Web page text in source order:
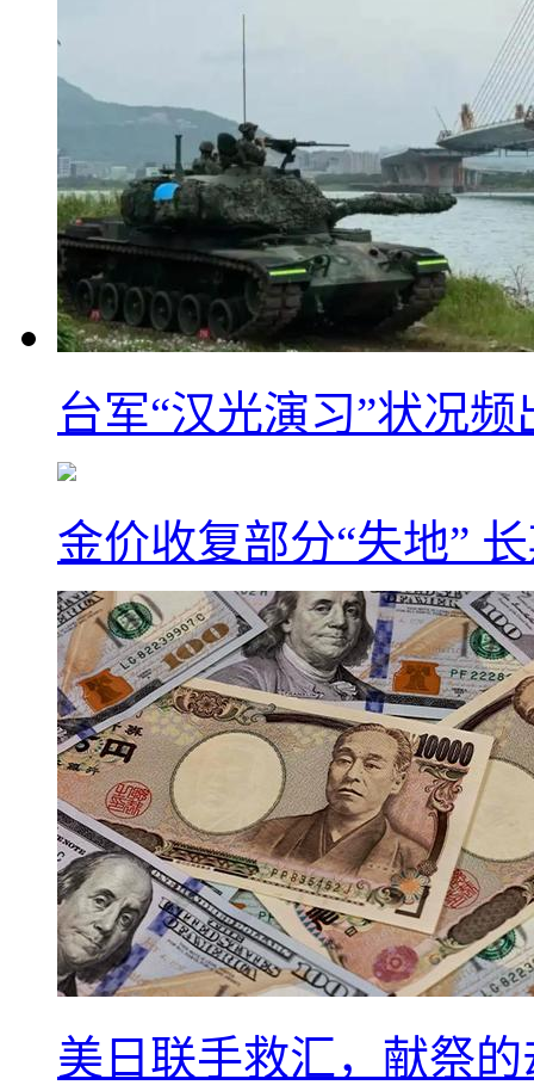
台军“汉光演习”状况
金价收复部分“失地”
美日联手救汇，献祭